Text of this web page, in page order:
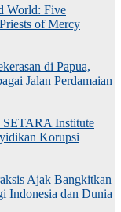
World: Five
of Mercy
di Papua,
Jalan Perdamaian
SETARA Institute
Korupsi
Ajak Bangkitkan
Indonesia dan Dunia